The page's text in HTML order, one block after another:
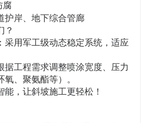
腐
护岸、地下综合管廊
？
采用军工级动态稳定系统，适应
据工程需求调整喷涂宽度、压力
、聚氨酯等）。
能，让斜坡施工更轻松！